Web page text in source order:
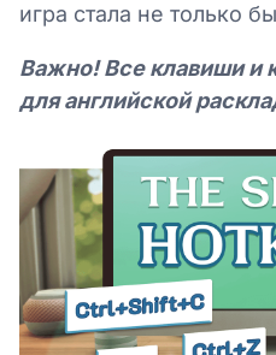
игра стала не только
Важно! Все клавиши и
для английской